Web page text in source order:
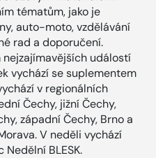
tématům, jako je
auto-moto, vzdělávání
rad a doporučení.
událostí
vychází se suplementem
v regionálních
Čechy, jižní Čechy,
západní Čechy, Brno a
V neděli vychází
BLESK.